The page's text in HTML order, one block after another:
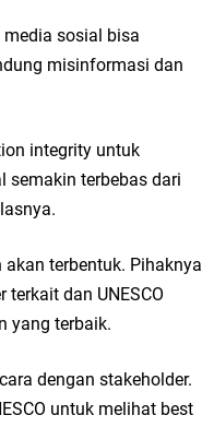
LBH Perkuat Soliditas di
Stunting, Perkuat Gizi Balita
LAZISNU Kedamean Bantu
sosial bisa
misinformasi dan
integrity untuk
semakin terbebas dari
terbentuk. Pihaknya
dan UNESCO
yang terbaik.
dengan stakeholder.
untuk melihat best